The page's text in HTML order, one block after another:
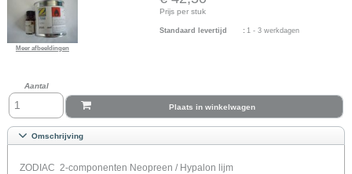
Meer afbeeldingen
Prijs per stuk
Standaard levertijd : 1 - 3 werkdagen
Aantal
Plaats in winkelwagen
Omschrijving
ZODIAC 2-componenten Neopreen / Hypalon lijm